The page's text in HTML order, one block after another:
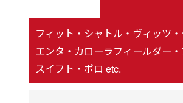
フィット・シャトル・ヴィッツ
エンタ・カローラフィールダー・
スイフト・ポロ etc.